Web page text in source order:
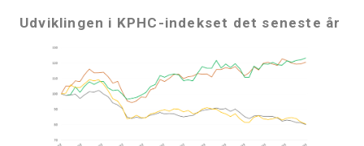
Udviklingen i KPHC-indekset det seneste år